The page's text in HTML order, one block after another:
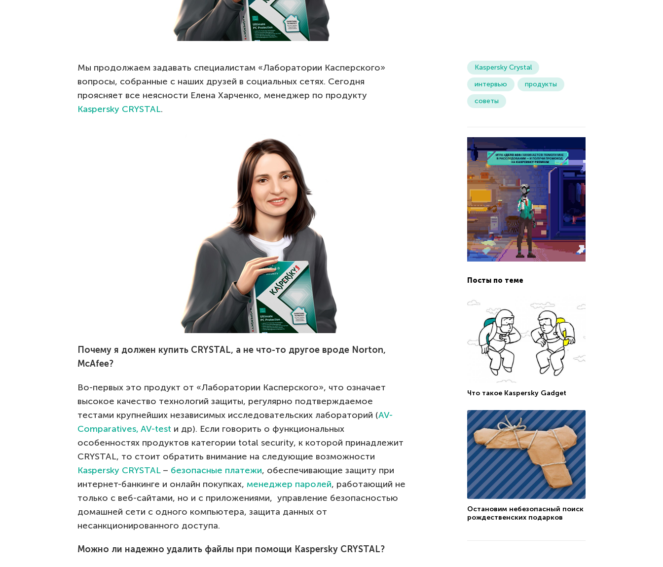
Мы продолжаем задавать специалистам «Лаборатории Касперского»
вопросы, собранные с наших друзей в социальных сетях. Сегодня
проясняет все неясности Елена Харченко, менеджер по продукту
Kaspersky CRYSTAL.
Почему я должен купить CRYSTAL, а не что-то другое вроде Norton,
McAfee?
Во-первых это продукт от «Лаборатории Касперского», что означает
высокое качество технологий защиты, регулярно подтверждаемое
тестами крупнейших независимых исследовательских лабораторий (AV-
Comparatives, AV-test и др). Если говорить о функциональных
особенностях продуктов категории total security, к которой принадлежит
CRYSTAL, то стоит обратить внимание на следующие возможности
Kaspersky CRYSTAL– безопасные платежи, обеспечивающие защиту при
интернет-банкинге и онлайн покупках, менеджер паролей, работающий не
только с веб-сайтами, но и с приложениями, управление безопасностью
домашней сети с одного компьютера, защита данных от
несанкционированного доступа.
Можно ли надежно удалить файлы при помощи Kaspersky CRYSTAL?
Kaspersky Crystal
интервью
продукты
советы
Посты по теме
Что такое Kaspersky Gadget
Остановим небезопасный поиск
рождественских подарков